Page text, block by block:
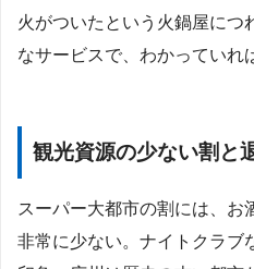
火がついたという火鍋屋につ
なサービスで、わかっていれ
観光資源の少ない割と
スーパー大都市の割には、お
非常に少ない。ナイトクラブ